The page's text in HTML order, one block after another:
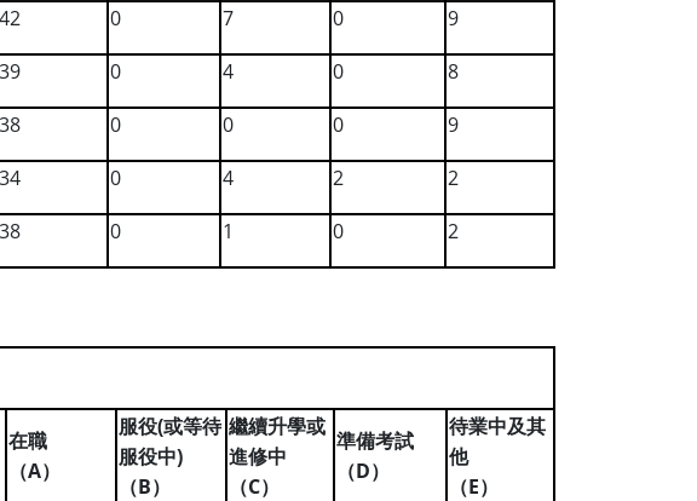
42 0 7 0
9
39 0 4 0
8
38 0 0 0
9
34 0 4 2
2
38 0 1 0 2
在職
（A）
服役(或等待
服役中)
（B）
繼續升學或
進修中
（C）
準備考試
（D）
待業中及其
他
（E）